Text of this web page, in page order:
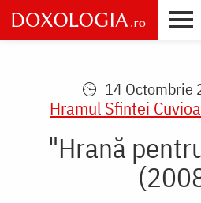
Skip
to
main
14 Octombrie
Hramul Sfintei
"Hrană